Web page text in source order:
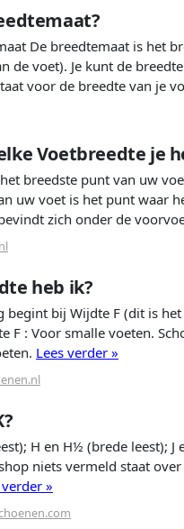
De breedtemaat is het
de voet). Je kunt de
voor de breedte van je
Voetbreedte je
breedste punt van uw
uw voet is het punt waar
zich onder de
heb ik?
begint bij Wijdte F (dit is
F : Voor smalle voeten.
Lees verder »
H en H½ (brede leest);
niets vermeld staat
verder »